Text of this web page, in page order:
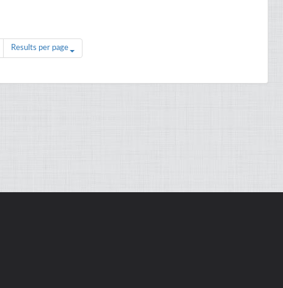
Results per page